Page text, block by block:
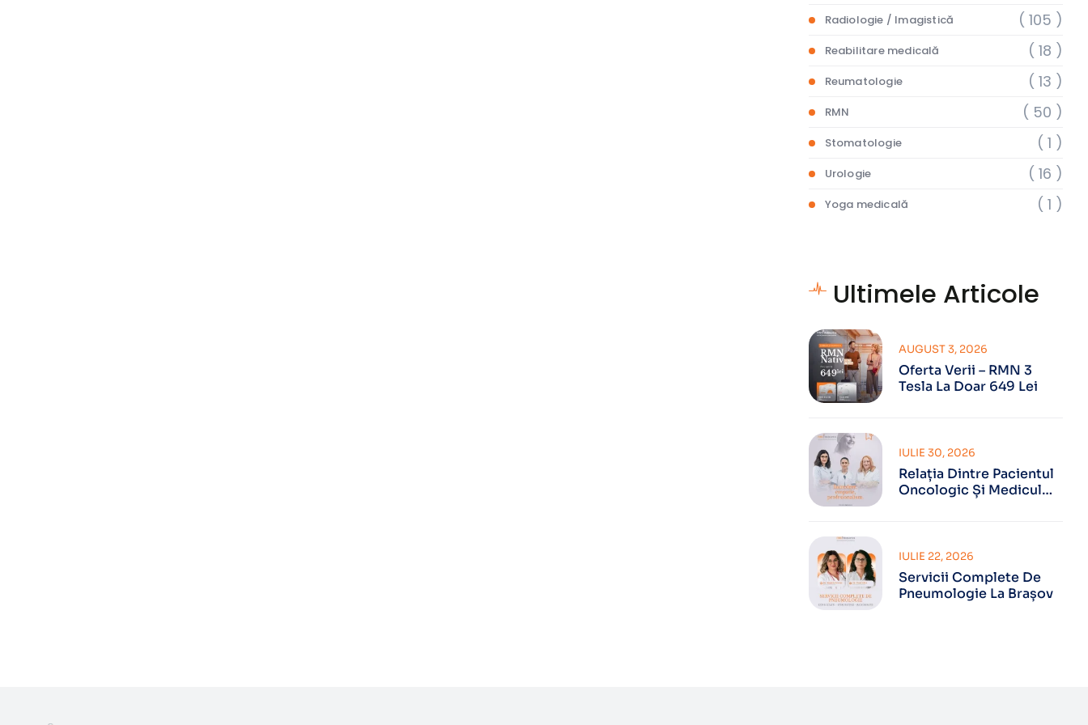
Radiologie / Imagistică ( 105 )
Reabilitare medicală ( 18 )
Reumatologie ( 13 )
RMN ( 50 )
Stomatologie ( 1 )
Urologie ( 16 )
Yoga medicală ( 1 )
Ultimele Articole
Oferta Verii – RMN 3
Tesla La Doar 649 Lei
AUGUST 3, 2026
Relația Dintre Pacientul
Oncologic Și Medicul
IULIE 30, 2026
Servicii Complete De
Pneumologie La Brașov
IULIE 22, 2026